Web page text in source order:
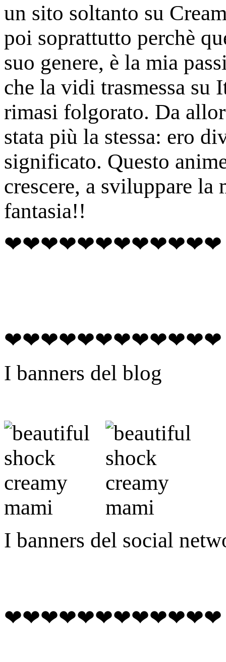
un sito soltanto su
poi soprattutto perchè
suo genere, è la mia
che la vidi trasmessa su
rimasi folgorato. Da
stata più la stessa: ero
significato. Questo
crescere, a sviluppare
fantasia!!
❤❤❤❤❤❤❤❤❤❤❤❤
❤❤❤❤❤❤❤❤❤❤❤❤
I banners del blog
I banners del social
❤❤❤❤❤❤❤❤❤❤❤❤